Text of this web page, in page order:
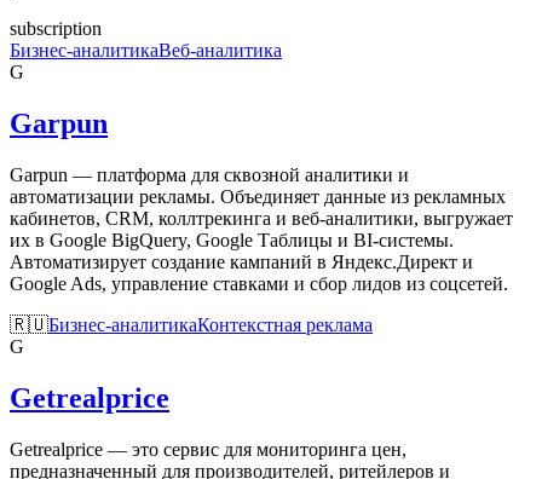
subscription
Бизнес-аналитикаВеб-аналитика
G
Garpun
Garpun — платформа для сквозной аналитики и
автоматизации рекламы. Объединяет данные из рекламных
кабинетов, CRM, коллтрекинга и веб-аналитики, выгружает
их в Google BigQuery, Google Таблицы и BI-системы.
Автоматизирует создание кампаний в Яндекс.Директ и
Google Ads, управление ставками и сбор лидов из соцсетей.
🇷🇺Бизнес-аналитикаКонтекстная реклама
G
Getrealprice
Getrealprice — это сервис для мониторинга цен,
предназначенный для производителей, ритейлеров и